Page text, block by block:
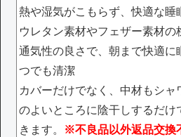
熱や湿気がこもらず、快適な睡
ウレタン素材やフェザー素材の
通気性の良さで、朝まで快適に
つでも清潔
カバーだけでなく、中材もシャ
のよいところに陰干しするだ
きます。
※不良品以外返品交換